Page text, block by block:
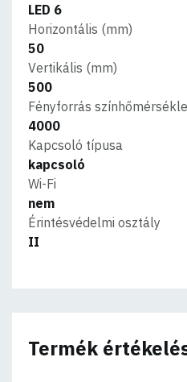
LED 6
Horizontális (mm)
50
Vertikális (mm)
500
Fényforrás
4000
Kapcsoló típusa
kapcsoló
Wi-Fi
nem
Érintésvédelmi osztály
II
Termék